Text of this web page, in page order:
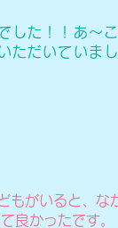
した！！あ～
ただいていま
もがいると、な
良かったです。